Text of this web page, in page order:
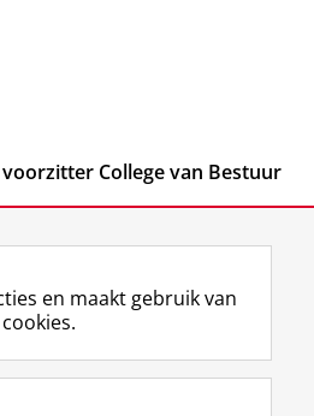
College van Bestuur
F
a
L
i
R
S
I
n
Y
o
en maakt gebruik van